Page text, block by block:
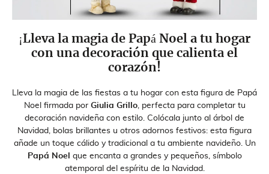
¡Lleva la magia de Papá Noel a tu hogar
con una decoración que calienta el
corazón!
Lleva la magia de las fiestas a tu hogar con esta figura de Papá
Noel firmada por Giulia Grillo, perfecta para completar tu
decoración navideña con estilo. Colócala junto al árbol de
Navidad, bolas brillantes u otros adornos festivos: esta figura
añade un toque cálido y tradicional a tu ambiente navideño. Un
Papá Noel que encanta a grandes y pequeños, símbolo
atemporal del espíritu de la Navidad.